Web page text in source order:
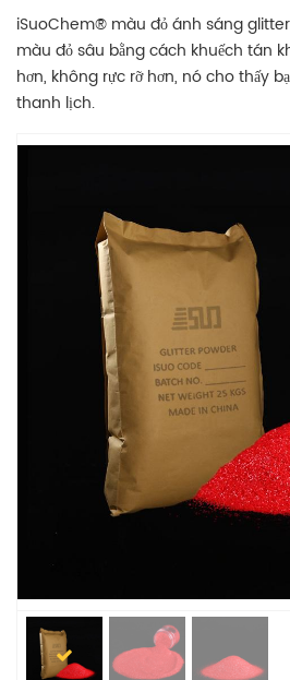
iSuoChem® màu đỏ ánh sáng
màu đỏ sâu bằng cách khuếch tán
hơn, không rực rỡ hơn, nó cho thấy
thanh lịch.